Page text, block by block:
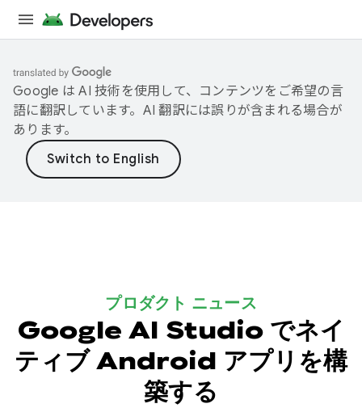
Google は AI 技術を使用して、コンテンツをご希望の言
語に翻訳しています。AI 翻訳には誤りが含まれる場合が
あります。
プロダクト ニュース
Google AI Studio でネイ
ティブ Android アプリを構
築する